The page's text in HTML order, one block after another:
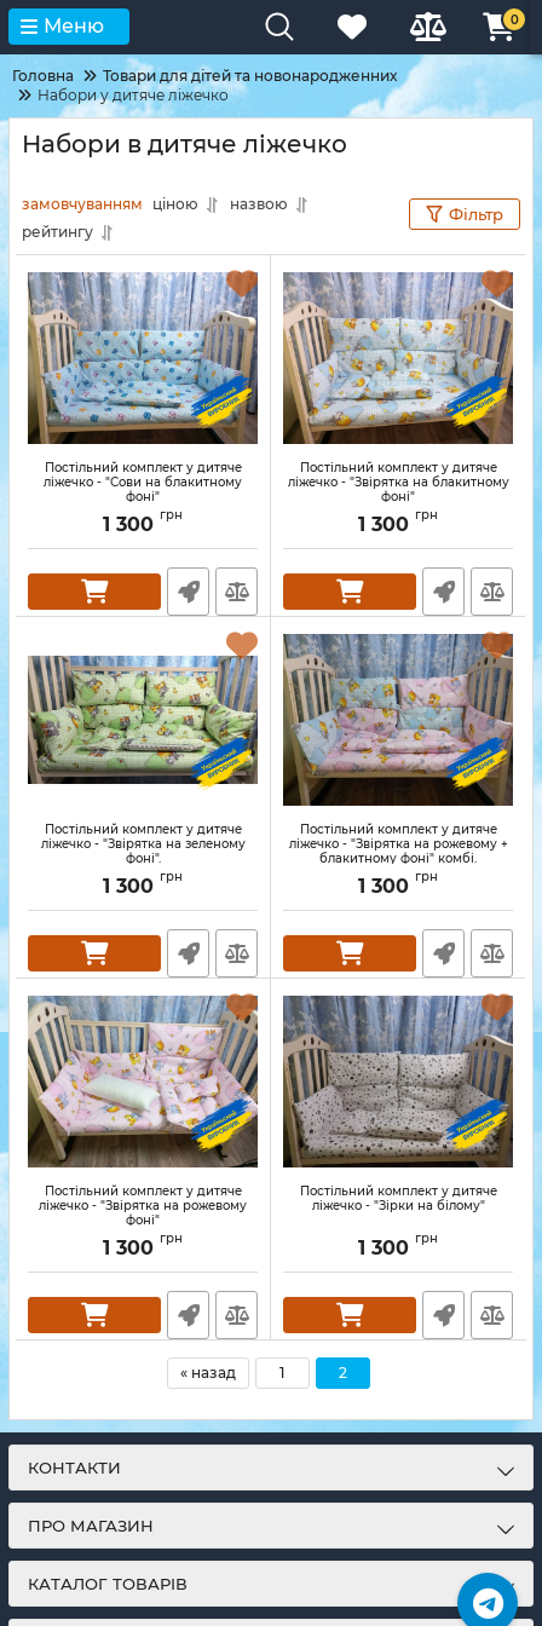
Меню 0
Головна
Товари для дітей та новонародженних
Набори у дитяче ліжечко
Набори в дитяче ліжечко
замовчуванням ціною
назвою
рейтингу
Фільтр
Постільний комплект у дитяче
ліжечко - "Сови на блакитному
фоні"
1 300 грн
Постільний комплект у дитяче
ліжечко - "Звірятка на блакитному
фоні"
1 300 грн
Постільний комплект у дитяче
ліжечко - "Звірятка на зеленому
фоні".
1 300 грн
Постільний комплект у дитяче
ліжечко - "Звірятка на рожевому +
блакитному фоні" комбі.
1 300 грн
Постільний комплект у дитяче
ліжечко - "Звірятка на рожевому
фоні"
1 300 грн
Постільний комплект у дитяче
ліжечко - "Зірки на білому"
1 300 грн
« назад 1 2
КОНТАКТИ
ПРО МАГАЗИН
КАТАЛОГ ТОВАРІВ